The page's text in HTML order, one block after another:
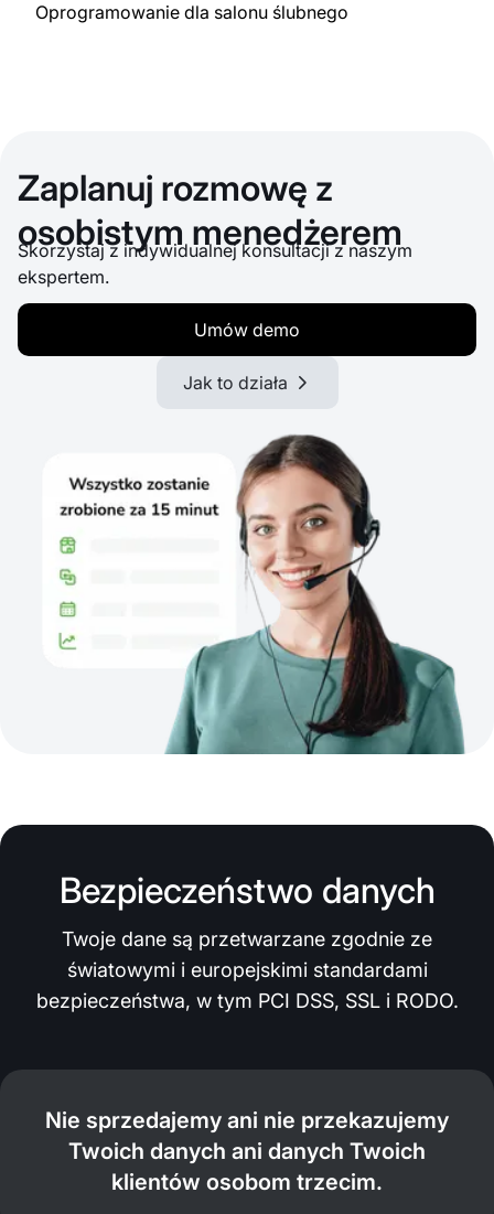
Oprogramowanie dla salonu ślubnego
Zaplanuj rozmowę z
osobistym menedżerem
Skorzystaj z indywidualnej konsultacji z naszym
ekspertem.
Umów demo
Jak to działa
Bezpieczeństwo danych
Twoje dane są przetwarzane zgodnie ze
światowymi i europejskimi standardami
bezpieczeństwa, w tym PCI DSS, SSL i RODO.
Nie sprzedajemy ani nie przekazujemy
Twoich danych ani danych Twoich
klientów osobom trzecim.